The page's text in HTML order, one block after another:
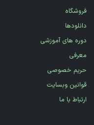
فروشگاه
دانلودها
دوره های آموزشی
معرفی
حریم خصوصی
قوانین وبسایت
ارتباط با ما